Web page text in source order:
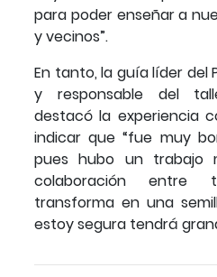
para poder enseñar a
y vecinos”.
En tanto, la guía líder del
y responsable del
destacó la experiencia
indicar que “fue muy
pues hubo un trabajo
colaboración
transforma en una
estoy segura tendrá